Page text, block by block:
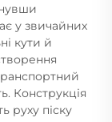
у звичайних
кути й
Конструкція
руху піску